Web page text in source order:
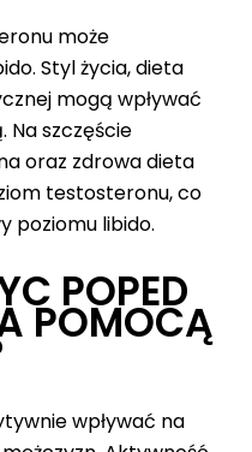
może
Styl życia, dieta
mogą wpływać
Na szczęście
oraz zdrowa dieta
testosteronu, co
poziomu libido.
POPED
POMOCĄ
wpływać na